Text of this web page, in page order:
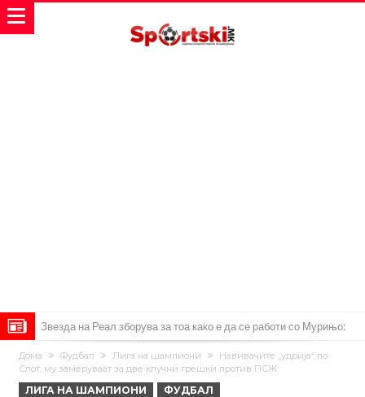
Звезда на Реал зборува за тоа како е да се работи со Мурињо:
Зборовите одекнаа низ Шпанија
Одењето на Араухо го натера Флик на итен потег, дури и управата
на клубот е изненадена
Барселона и Сити без договор за трансфер на Родри
Дома Фудбал Лига на шампиони
Навивачите „удрија“ по
Слот, му замеруваат за две клучни грешки против ПСЖ
ЛИГА НА ШАМПИОНИ ФУДБАЛ